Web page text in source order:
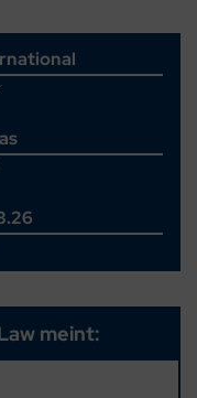
meint: